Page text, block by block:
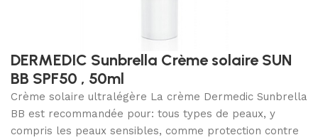
DERMEDIC Sunbrella Crème solaire SUN
BB SPF50 , 50ml
Crème solaire ultralégère La crème Dermedic Sunbrella
BB est recommandée pour: tous types de peaux, y
compris les peaux sensibles, comme protection contre